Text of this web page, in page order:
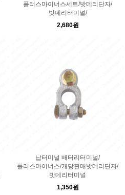
플러스마이너스세트/밧데리단자/
밧데리터미널/
2,680원
납터미널 배터리터미널/
플러스마이너스/개당판매밧데리단자/
밧데리터미널
1,350원